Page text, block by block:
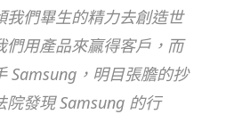
我們畢生的精力去創造世
們用產品來贏得客戶，而
Samsung，明目張膽的抄
發現 Samsung 的行